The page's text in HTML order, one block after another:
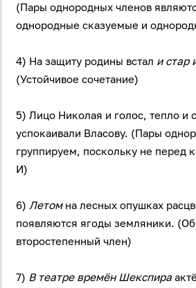
данных, а также принимаю
соглашение.
Войти через
(Пары однородных членов
однородные сказуемые и
4) На защиту родины встал и стар
(Устойчивое сочетание)
5) Лицо Николая и голос, тепло и
успокаивали Власову. (Пары
группируем, поскольку не перед
И)
6) Летомна лесных опушках
появляются ягоды земляники.
второстепенный член)
7) В театре времён Шекспира